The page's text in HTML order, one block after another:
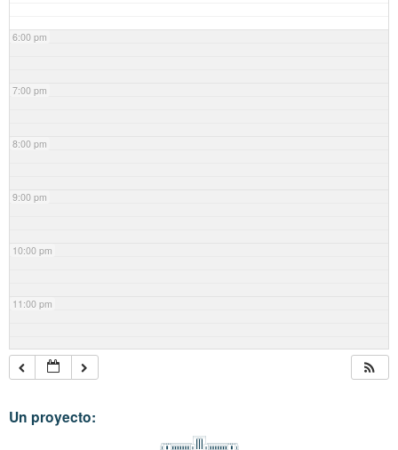
6:00 pm
7:00 pm
8:00 pm
9:00 pm
10:00 pm
11:00 pm
Un proyecto: